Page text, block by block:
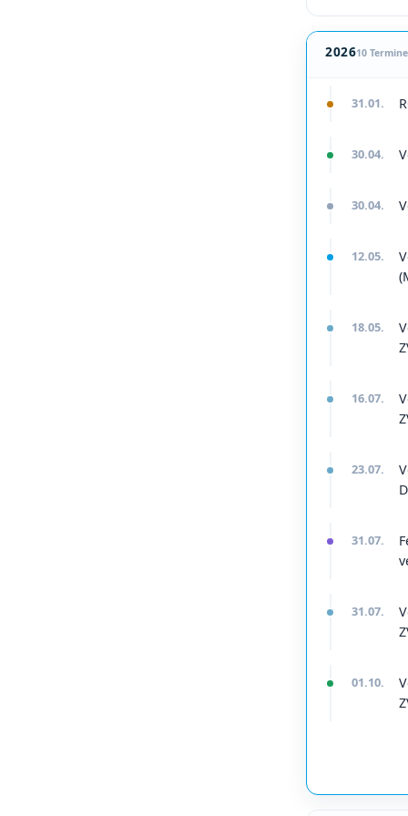
31.01.
202610 Termine
31.01.
30.04.
30.04.
12.05.
18.05.
16.07.
23.07.
31.07.
31.07.
01.10.